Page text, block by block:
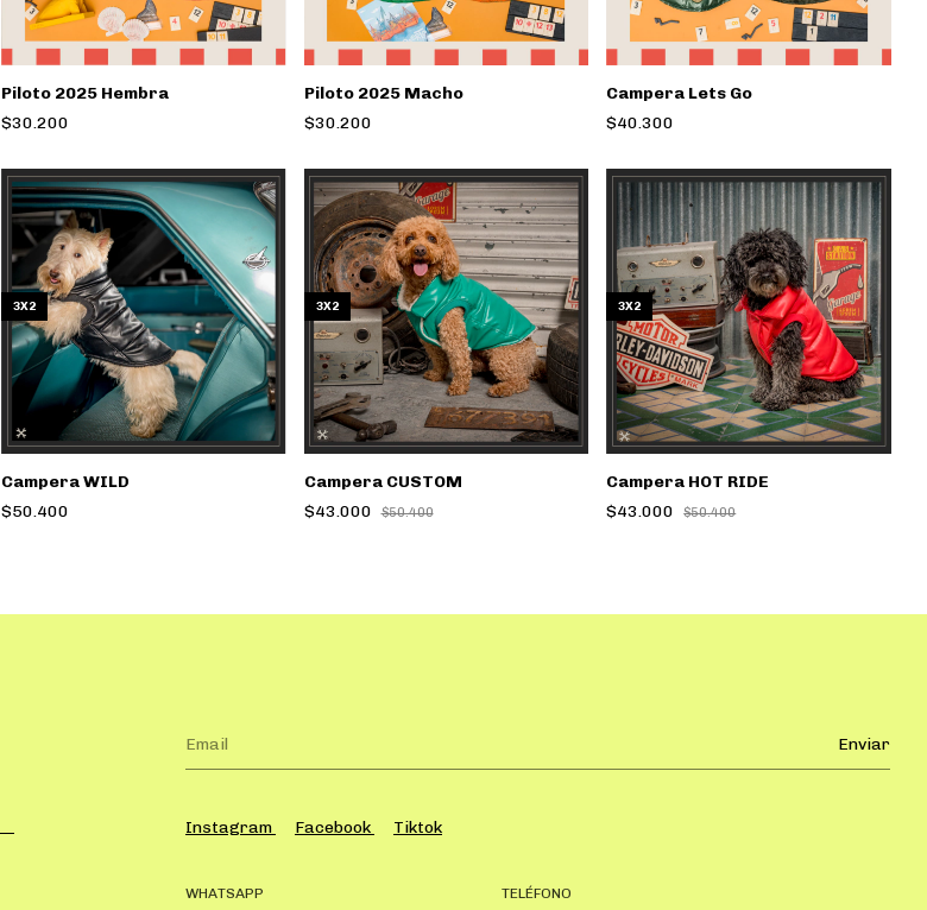
Piloto 2025 Hembra
$30.200
Piloto 2025 Macho
$30.200
Campera Lets Go
$40.300
3X2
Campera WILD
$50.400
3X2
Campera CUSTOM
$43.000
$50.400
3X2
Campera HOT RIDE
$43.000
$50.400
Instagram Facebook Tiktok
WHATSAPP TELÉFONO